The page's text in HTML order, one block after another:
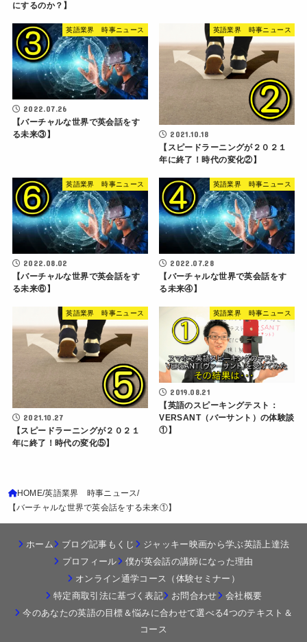
にするのか？】
英語業界 時事ニュース
2022.07.26
【バーチャルな世界で英会話をす
る未来③】
英語業界 時事ニュース
2021.10.18
【スピードラーニングが２０２１
年に終了！時代の変化②】
英語業界 時事ニュース
2022.08.02
【バーチャルな世界で英会話をす
る未来⑥】
英語業界 時事ニュース
2022.07.28
【バーチャルな世界で英会話をす
る未来④】
英語業界 時事ニュース
2021.10.27
【スピードラーニングが２０２１
年に終了！時代の変化⑤】
英語業界 時事ニュース
2019.08.21
【英語のスピーキングテスト：
VERSANT（バーサント）の体験談
①】
HOME 英語業界 時事ニュース
【バーチャルな世界で英会話をする未来①】
ホーム ブログ記事もくじ
ジャッキー映画から学ぶ英語上達法
プロフィール
僕が英会話の講師になった理由
オンライン通学コース（体験セミナー）
特定商取引法に基づく表記
お問合わせ
会社概要
今のあなたの英語の目標＆悩みに合わせて選べる4つのテキスト＆
コース